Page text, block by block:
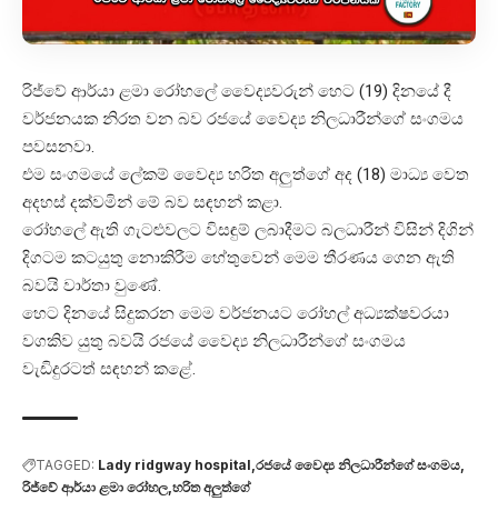
රිජ්වේ ආර්යා ළමා රෝහලේ වෛද්‍යවරුන් හෙට (19) දිනයේ දී
වර්ජනයක නිරත වන බව රජයේ වෛද්‍ය නිලධාරීන්ගේ සංගමය
පවසනවා.
එම සංගමයේ ලේකම් වෛද්‍ය හරිත අලුත්ගේ අද (18) මාධ්‍ය වෙත
අදහස් දක්වමින් මේ බව සඳහන් කළා.
රෝහලේ ඇති ගැටළුවලට විසඳුම් ලබාදීමට බලධාරීන් විසින් දිගින්
දිගටම කටයුතු නොකිරීම හේතුවෙන් මෙම තීරණය ගෙන ඇති
බවයි වාර්තා වුණේ.
හෙට දිනයේ සිදුකරන මෙම වර්ජනයට රෝහල් අධ්‍යක්ෂවරයා
වගකිව යුතු බවයි රජයේ වෛද්‍ය නිලධාරීන්ගේ සංගමය
වැඩිදුරටත් සඳහන් කළේ.
TAGGED: Lady ridgway hospital රජයේ වෛද්‍ය නිලධාරීන්ගේ සංගමය
රිජ්වේ ආර්යා ළමා රෝහල හරිත අලුත්ගේ